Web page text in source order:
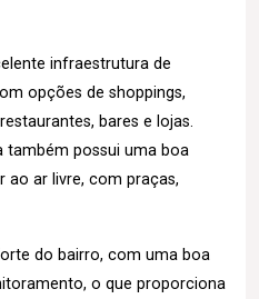
infraestrutura de
opções de shoppings,
bares e lojas.
também possui uma boa
ao ar livre, com praças,
do bairro, com uma boa
o que proporciona